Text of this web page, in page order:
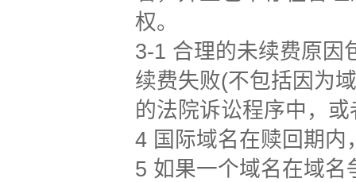
权。
3-1 合理的未续费原因
续费失败(不包括因为
的法院诉讼程序中，
4 国际域名在赎回期内
5 如果一个域名在域